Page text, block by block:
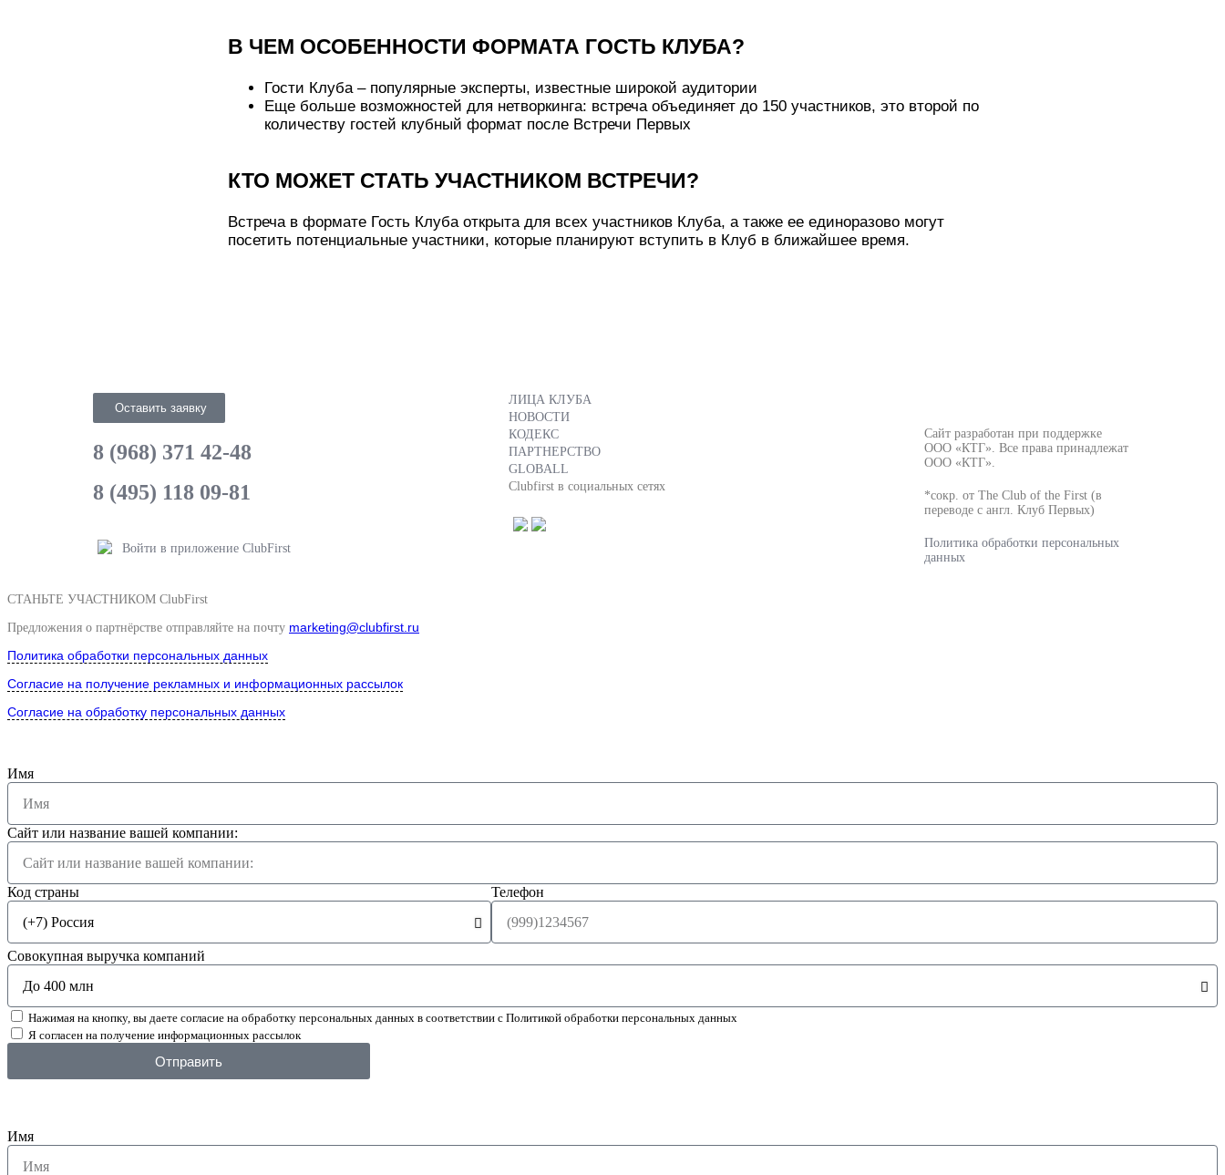
В ЧЕМ ОСОБЕННОСТИ ФОРМАТА ГОСТЬ КЛУБА?
Гости Клуба – популярные эксперты, известные широкой аудитории
Еще больше возможностей для нетворкинга: встреча объединяет до 150 участников, это второй по
количеству гостей клубный формат после Встречи Первых
КТО МОЖЕТ СТАТЬ УЧАСТНИКОМ ВСТРЕЧИ?
Встреча в формате Гость Клуба открыта для всех участников Клуба, а также ее единоразово могут
посетить потенциальные участники, которые планируют вступить в Клуб в ближайшее время.
Оставить заявку
8 (968) 371 42-48
8 (495) 118 09-81
Войти в приложение ClubFirst
ЛИЦА КЛУБА
НОВОСТИ
КОДЕКС
ПАРТНЕРСТВО
GLOBALL
Clubfirst в социальных сетях
Сайт разработан при поддержке
ООО «КТГ». Все права принадлежат
ООО «КТГ».
*сокр. от The Club of the First (в
переводе с англ. Клуб Первых)
Политика обработки персональных
данных
СТАНЬТЕ УЧАСТНИКОМ ClubFirst
Предложения о партнёрстве отправляйте на почту marketing@clubfirst.ru
Политика обработки персональных данных
Согласие на получение рекламных и информационных рассылок
Согласие на обработку персональных данных
Имя
Сайт или название вашей компании:
Код страны Телефон
Совокупная выручка компаний
Нажимая на кнопку, вы даете согласие на обработку персональных данных в соответствии с Политикой обработки персональных данных
Я согласен на получение информационных рассылок
Отправить
Имя